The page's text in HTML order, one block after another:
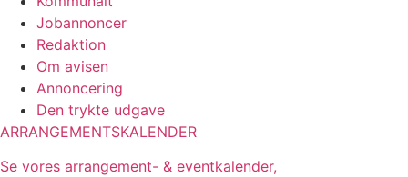
Jobannoncer
Redaktion
Om avisen
Annoncering
Den trykte udgave
ARRANGEMENTSKALENDER
Se vores arrangement- & eventkalender,